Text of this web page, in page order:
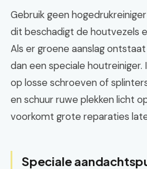
Gebruik geen
dit beschadigt de houtvezels
Als er groene aanslag
dan een speciale
op losse schroeven of
en schuur ruwe plekken licht
voorkomt grote reparaties
Speciale